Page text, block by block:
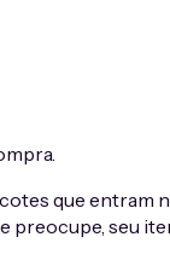
que entram
preocupe, seu